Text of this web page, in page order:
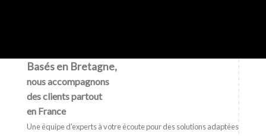
Basés en Bretagne,
nous accompagnons
des clients partout
en France
Une équipe d'experts à votre écoute pour des solutions adaptées